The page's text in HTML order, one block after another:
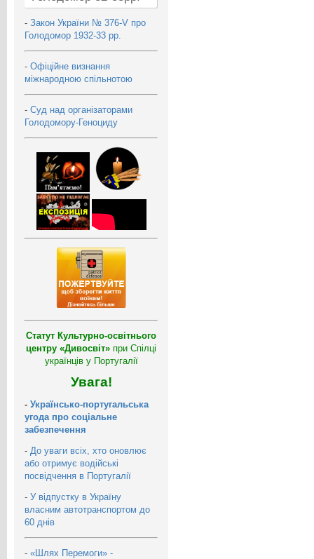
- Закон України № 376-V про
Голодомор 1932-33 рр.
- Офіційне визнання
міжнародною спільнотою
- Суд над організаторами
Голодомору-Геноциду
Статут Культурно-освітнього
центру «Дивосвіт» при Спілці
українців у Португалії
Увага!
- Українсько-португальська
угода про соціальне
забезпечення
- До уваги всіх, хто оновлює
або отримує водійські
посвідчення в Португалії
- У відпустку в Україну
власним автотранспортом до
60 днів
- «Шлях Перемоги» -